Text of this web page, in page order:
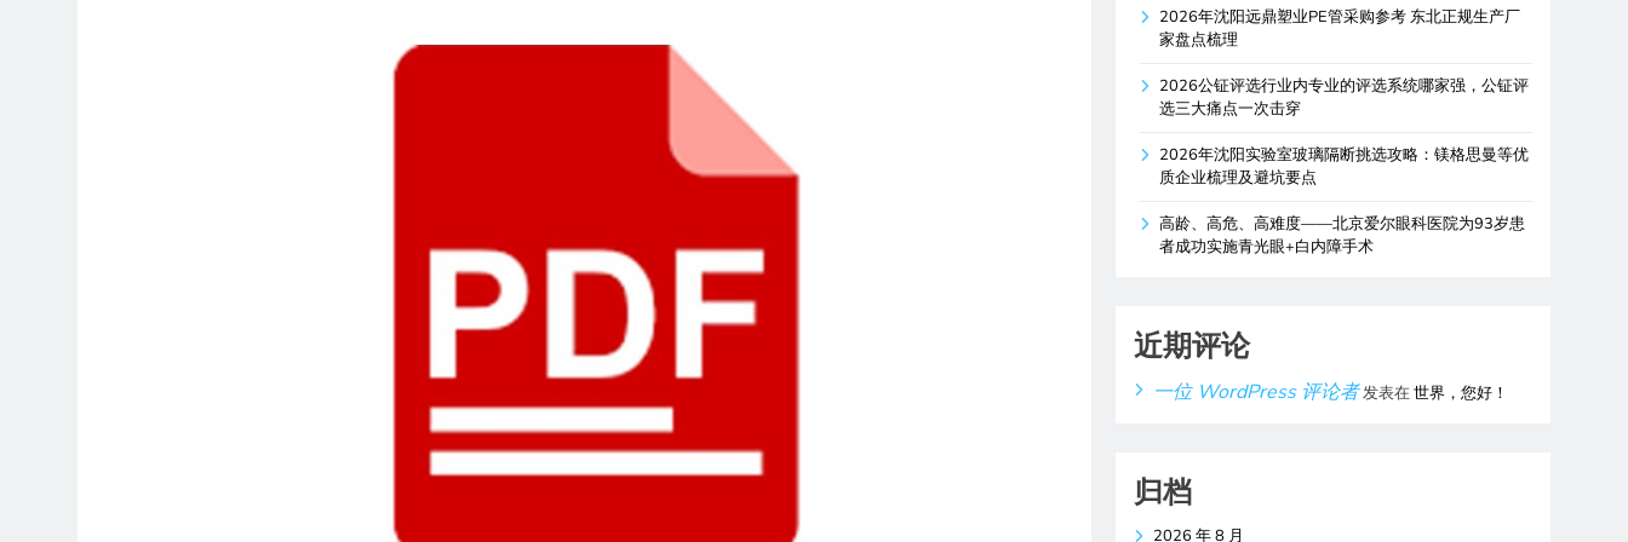
2026年沈阳远鼎塑业PE管采购参考 东北正规生产厂
家盘点梳理
2026公钲评选行业内专业的评选系统哪家强，公钲评
选三大痛点一次击穿
2026年沈阳实验室玻璃隔断挑选攻略：镁格思曼等优
质企业梳理及避坑要点
高龄、高危、高难度——北京爱尔眼科医院为93岁患
者成功实施青光眼+白内障手术
近期评论
一位 WordPress 评论者发表在世界，您好！
归档
2026 年 8 月